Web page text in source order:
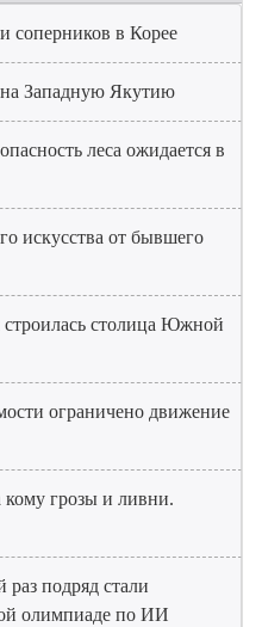
соперников в Корее
Западную Якутию
леса ожидается в
искусства от бывшего
столица Южной
ограничено движение
кому грозы и ливни.
подряд стали
олимпиаде по ИИ